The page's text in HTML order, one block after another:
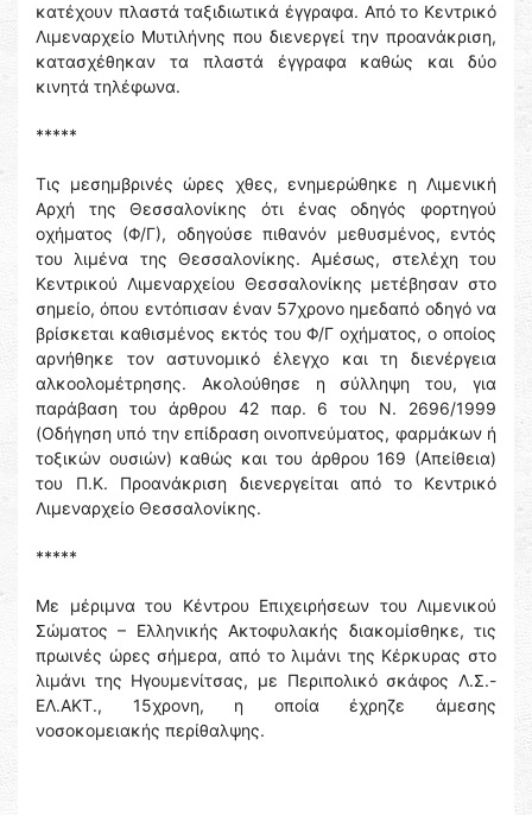
κατέχουν πλαστά ταξιδιωτικά έγγραφα. Από το Κεντρικό
Λιμεναρχείο Μυτιλήνης που διενεργεί την προανάκριση,
κατασχέθηκαν τα πλαστά έγγραφα καθώς και δύο
κινητά τηλέφωνα.
*****
Τις μεσημβρινές ώρες χθες, ενημερώθηκε η Λιμενική
Αρχή της Θεσσαλονίκης ότι ένας οδηγός φορτηγού
οχήματος (Φ/Γ), οδηγούσε πιθανόν μεθυσμένος, εντός
του λιμένα της Θεσσαλονίκης. Αμέσως, στελέχη του
Κεντρικού Λιμεναρχείου Θεσσαλονίκης μετέβησαν στο
σημείο, όπου εντόπισαν έναν 57χρονο ημεδαπό οδηγό να
βρίσκεται καθισμένος εκτός του Φ/Γ οχήματος, ο οποίος
αρνήθηκε τον αστυνομικό έλεγχο και τη διενέργεια
αλκοολομέτρησης. Ακολούθησε η σύλληψη του, για
παράβαση του άρθρου 42 παρ. 6 του Ν. 2696/1999
(Οδήγηση υπό την επίδραση οινοπνεύματος, φαρμάκων ή
τοξικών ουσιών) καθώς και του άρθρου 169 (Απείθεια)
του Π.Κ. Προανάκριση διενεργείται από το Κεντρικό
Λιμεναρχείο Θεσσαλονίκης.
*****
Με μέριμνα του Κέντρου Επιχειρήσεων του Λιμενικού
Σώματος – Ελληνικής Ακτοφυλακής διακομίσθηκε, τις
πρωινές ώρες σήμερα, από το λιμάνι της Κέρκυρας στο
λιμάνι της Ηγουμενίτσας, με Περιπολικό σκάφος Λ.Σ.-
ΕΛ.ΑΚΤ., 15χρονη, η οποία έχρηζε άμεσης
νοσοκομειακής περίθαλψης.